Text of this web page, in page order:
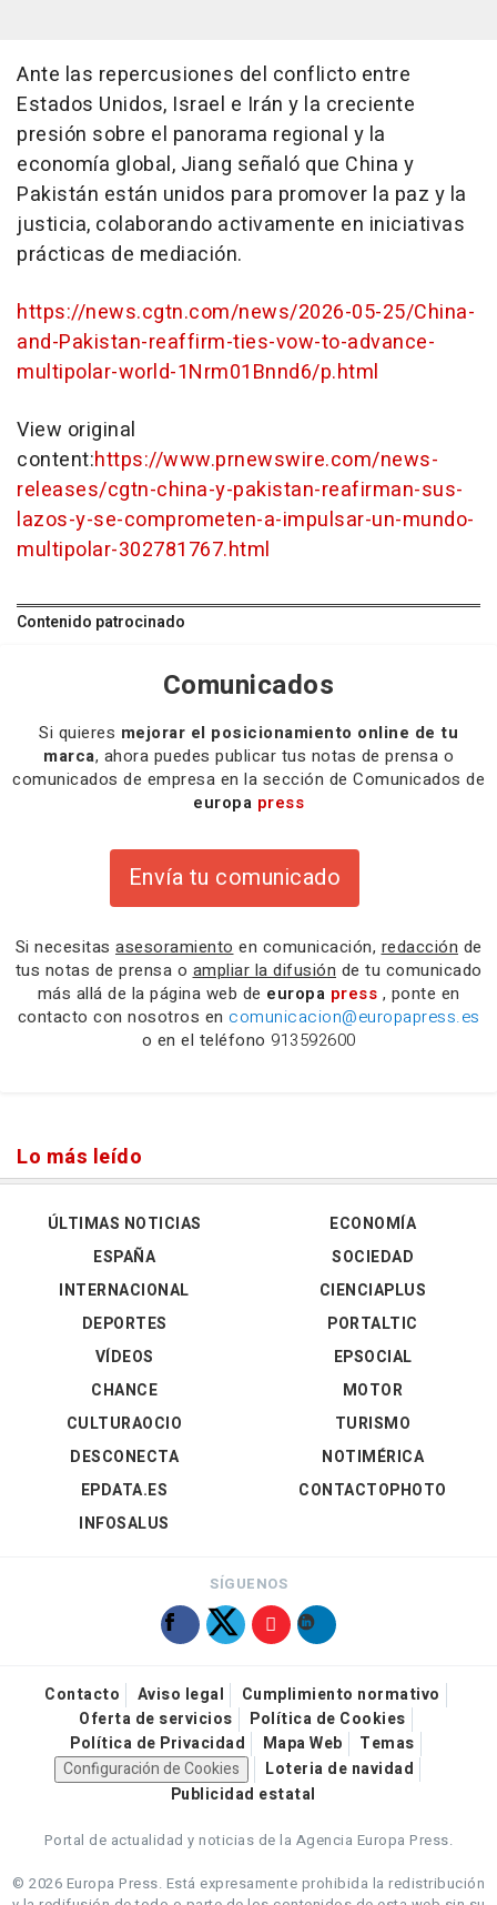
Ante las repercusiones del conflicto entre
Estados Unidos, Israel e Irán y la creciente
presión sobre el panorama regional y la
economía global, Jiang señaló que China y
Pakistán están unidos para promover la paz y la
justicia, colaborando activamente en iniciativas
prácticas de mediación.
https://news.cgtn.com/news/2026-05-25/China-
and-Pakistan-reaffirm-ties-vow-to-advance-
multipolar-world-1Nrm01Bnnd6/p.html
View original
content:https://www.prnewswire.com/news-
releases/cgtn-china-y-pakistan-reafirman-sus-
lazos-y-se-comprometen-a-impulsar-un-mundo-
multipolar-302781767.html
Contenido patrocinado
Comunicados
Si quieres mejorar el posicionamiento online de tu
marca, ahora puedes publicar tus notas de prensa o
comunicados de empresa en la sección de Comunicados de
europa press
Envía tu comunicado
Si necesitas asesoramiento en comunicación, redacción de
tus notas de prensa o ampliar la difusión de tu comunicado
más allá de la página web de europa press , ponte en
contacto con nosotros en comunicacion@europapress.es
o en el teléfono 913592600
Lo más leído
ÚLTIMAS NOTICIAS
ESPAÑA
INTERNACIONAL
DEPORTES
VÍDEOS
ECONOMÍA
SOCIEDAD
CIENCIAPLUS
PORTALTIC
EPSOCIAL
CHANCE
CULTURAOCIO
DESCONECTA
EPDATA.ES
INFOSALUS
MOTOR
TURISMO
NOTIMÉRICA
CONTACTOPHOTO
SÍGUENOS
Contacto Aviso legal
Cumplimiento normativo
Oferta de servicios
Política de Cookies
Política de Privacidad
Mapa Web
Temas
Configuración de Cookies
Loteria de navidad
Publicidad estatal
Portal de actualidad y noticias de la Agencia Europa Press.
© 2026 Europa Press. Está expresamente prohibida la redistribución